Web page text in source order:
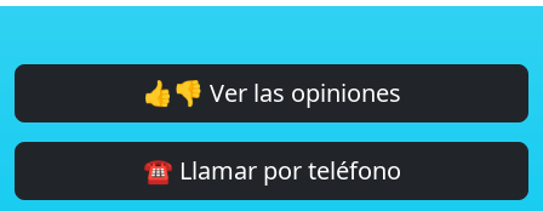
👍👎 Ver las opiniones
☎️ Llamar por teléfono